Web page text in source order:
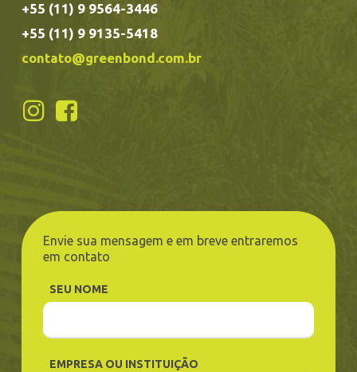
+55 (11) 9 9564-3446
+55 (11) 9 9135-5418
contato@greenbond.com.br
Envie sua mensagem e em breve entraremos
em contato
SEU NOME
EMPRESA OU INSTITUIÇÃO